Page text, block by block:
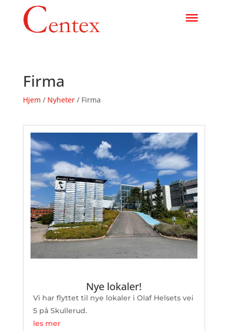
Firma
Hjem / Nyheter/ Firma
Nye lokaler!
Vi har flyttet til nye lokaler i Olaf Helsets vei
5 på Skullerud.
les mer